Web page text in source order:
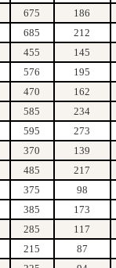
675 186
685 212
455 145
576 195
470 162
585 234
595 273
370 139
485 217
375 98
385 173
285 117
215 87